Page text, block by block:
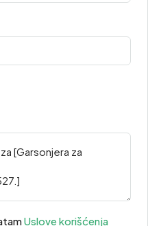
Uslove korišćenja